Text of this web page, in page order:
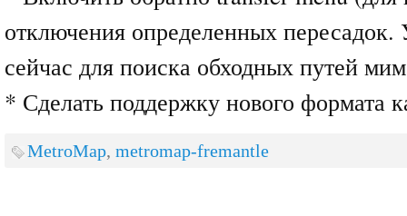
отключения определенных
сейчас для поиска обходных путей
* Сделать поддержку нового формата
MetroMap, metromap-fremantle